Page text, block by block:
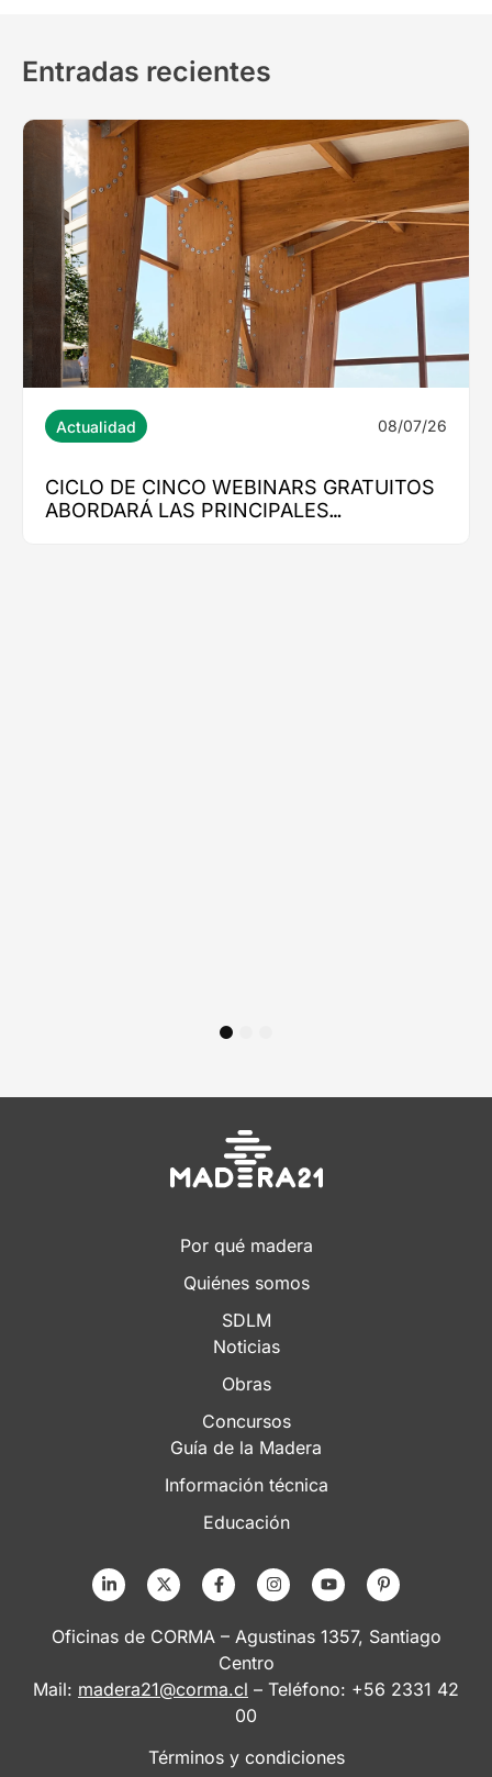
Entradas recientes
Por qué madera
Quiénes somos
SDLM
Noticias
Obras
Concursos
Guía de la Madera
Información técnica
Educación
Oficinas de CORMA – Agustinas 1357, Santiago
Centro
Mail: madera21@corma.cl – Teléfono: +56 2331 42
00
Términos y condiciones